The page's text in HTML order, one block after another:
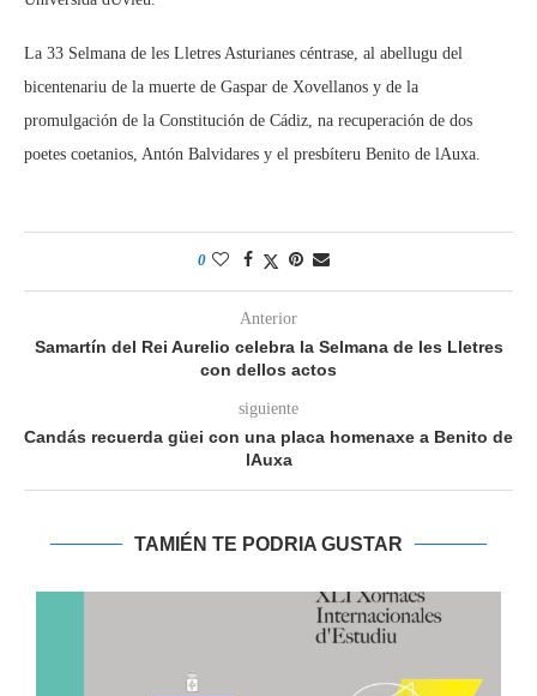
La 33 Selmana de les Lletres Asturianes céntrase, al abellugu del
bicentenariu de la muerte de Gaspar de Xovellanos y de la
promulgación de la Constitución de Cádiz, na recuperación de dos
poetes coetanios, Antón Balvidares y el presbíteru Benito de lAuxa.
0
Anterior
Samartín del Rei Aurelio celebra la Selmana de les Lletres
con dellos actos
siguiente
Candás recuerda güei con una placa homenaxe a Benito de
lAuxa
TAMIÉN TE PODRIA GUSTAR